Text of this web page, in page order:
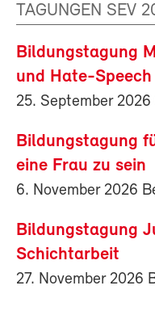
TAGUNGEN SEV
Bildungstagung
und Hate-Speech
25. September 2026
Bildungstagung
eine Frau zu sein
6. November 2026
Bildungstagung
Schichtarbeit
27. November 2026